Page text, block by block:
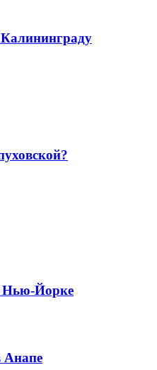
Нью-Йорке
Анапе